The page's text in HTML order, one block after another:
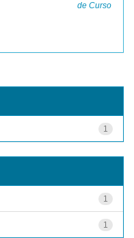
de Curso
1
1
1